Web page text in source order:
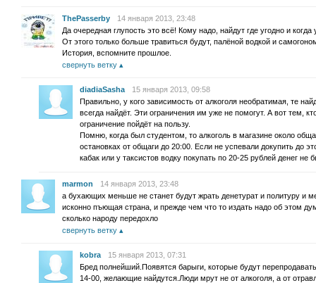
ThePasserby
14 января 2013, 23:48
Да очередная глупость это всё! Кому надо, найдут где угодно и когда
От этого только больше травиться будут, палёной водкой и
История, вспомните прошлое.
свернуть ветку
diadiaSasha
15 января 2013, 09:58
Правильно, у кого зависимость от алкоголя необратимая, те
всегда найдёт. Эти ограничения им уже не помогут. А вот тем,
ограничение пойдёт на пользу.
Помню, когда был студентом, то алкоголь в магазине около
остановках от общаги до 20:00. Если не успевали докупить до
кабак или у таксистов водку покупать по 20-25 рублей денег не
marmon
14 января 2013, 23:48
а бухающих меньше не станет будут жрать денетурат и политуру и
исконно пъющая страна, и прежде чем что то издать надо об этом
сколько народу передохло
свернуть ветку
kobra
15 января 2013, 07:31
Бред полнейший.Появятся барыги, которые будут
14-00, желающие найдутся.Люди мрут не от алкоголя, а от